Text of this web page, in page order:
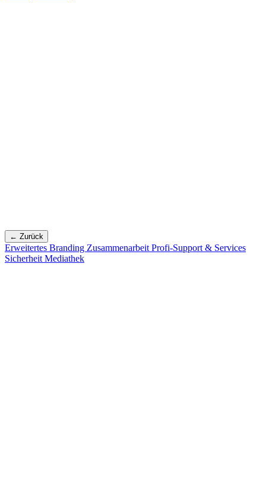
← Zurück
Erweitertes Branding Zusammenarbeit Profi-Support & Services
Sicherheit Mediathek